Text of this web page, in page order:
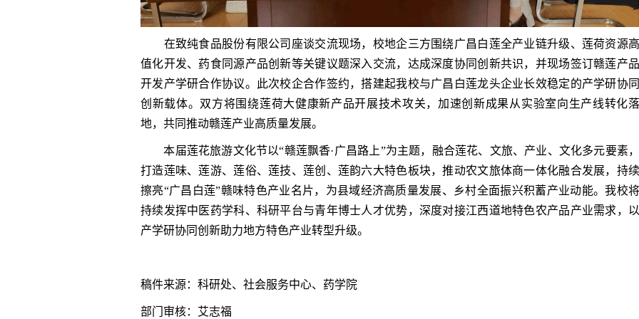
在致纯食品股份有限公司座谈交流现场，校地企三方围绕广昌白莲全产业链升级、莲荷资源高
值化开发、药食同源产品创新等关键议题深入交流，达成深度协同创新共识，并现场签订赣莲产品
开发产学研合作协议。此次校企合作签约，搭建起我校与广昌白莲龙头企业长效稳定的产学研协同
创新载体。双方将围绕莲荷大健康新产品开展技术攻关，加速创新成果从实验室向生产线转化落
地，共同推动赣莲产业高质量发展。
本届莲花旅游文化节以“赣莲飘香·广昌路上”为主题，融合莲花、文旅、产业、文化多元要素，
打造莲味、莲游、莲俗、莲技、莲创、莲韵六大特色板块，推动农文旅体商一体化融合发展，持续
擦亮“广昌白莲”赣味特色产业名片，为县域经济高质量发展、乡村全面振兴积蓄产业动能。我校将
持续发挥中医药学科、科研平台与青年博士人才优势，深度对接江西道地特色农产品产业需求，以
产学研协同创新助力地方特色产业转型升级。
稿件来源：科研处、社会服务中心、药学院
部门审核：艾志福